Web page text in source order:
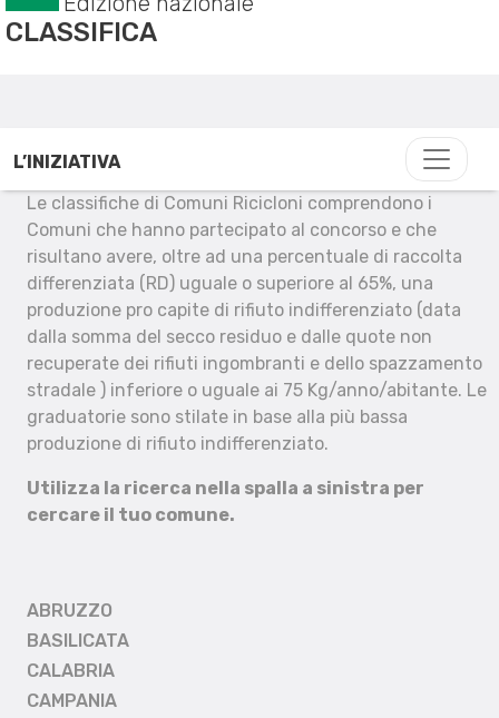
CLASSIFICA
L’INIZIATIVA
Le classifiche di Comuni Ricicloni comprendono i
Comuni che hanno partecipato al concorso e che
risultano avere, oltre ad una percentuale di raccolta
differenziata (RD) uguale o superiore al 65%, una
produzione pro capite di rifiuto indifferenziato (data
dalla somma del secco residuo e dalle quote non
recuperate dei rifiuti ingombranti e dello spazzamento
stradale ) inferiore o uguale ai 75 Kg/anno/abitante. Le
graduatorie sono stilate in base alla più bassa
produzione di rifiuto indifferenziato.
Utilizza la ricerca nella spalla a sinistra per
cercare il tuo comune.
ABRUZZO
BASILICATA
CALABRIA
CAMPANIA